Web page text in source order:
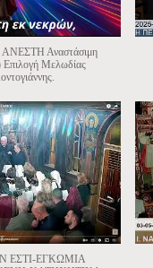
Αναστάσιμη
Επιλογή Μελωδίας
ΕΣΤΙ-ΕΓΚΩΜΙΑ